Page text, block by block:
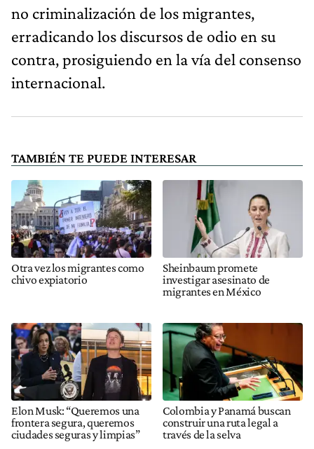
no criminalización de los migrantes,
erradicando los discursos de odio en su
contra, prosiguiendo en la vía del consenso
internacional.
TAMBIÉN TE PUEDE INTERESAR
Otra vez los migrantes como
chivo expiatorio
Sheinbaum promete
investigar asesinato de
migrantes en México
Elon Musk: “Queremos una
frontera segura, queremos
ciudades seguras y limpias”
Colombia y Panamá buscan
construir una ruta legal a
través de la selva